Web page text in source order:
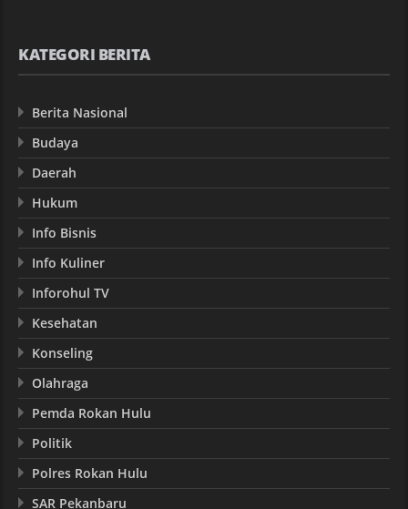
KATEGORI BERITA
Berita Nasional
Budaya
Daerah
Hukum
Info Bisnis
Info Kuliner
Inforohul TV
Kesehatan
Konseling
Olahraga
Pemda Rokan Hulu
Politik
Polres Rokan Hulu
SAR Pekanbaru